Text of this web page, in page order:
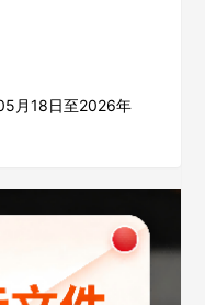
月18日至2026年
员给您致电！